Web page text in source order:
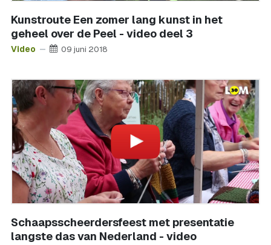
Kunstroute Een zomer lang kunst in het
geheel over de Peel - video deel 3
Video 09 juni 2018
Schaapsscheerdersfeest met presentatie
langste das van Nederland - video